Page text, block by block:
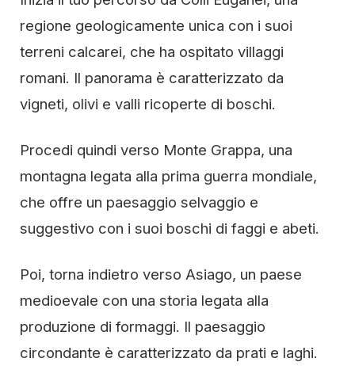
regione geologicamente unica con i suoi
terreni calcarei, che ha ospitato villaggi
romani. Il panorama è caratterizzato da
vigneti, olivi e valli ricoperte di boschi.
Procedi quindi verso Monte Grappa, una
montagna legata alla prima guerra mondiale,
che offre un paesaggio selvaggio e
suggestivo con i suoi boschi di faggi e abeti.
Poi, torna indietro verso Asiago, un paese
medioevale con una storia legata alla
produzione di formaggi. Il paesaggio
circondante è caratterizzato da prati e laghi.